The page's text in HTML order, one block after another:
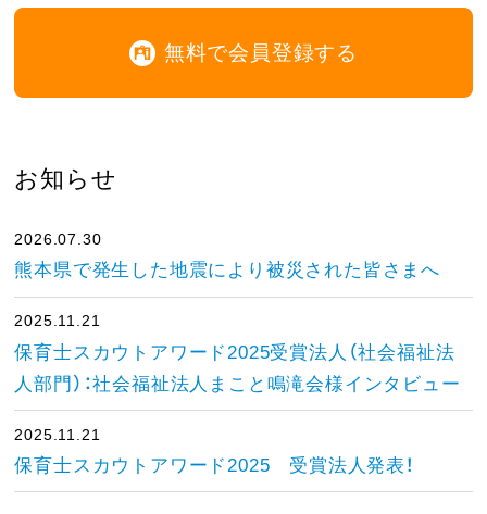
無料で会員登録する
お知らせ
2026.07.30
熊本県で発生した地震により被災された皆さまへ
2025.11.21
保育士スカウトアワード2025受賞法人（社会福祉法
人部門）：社会福祉法人まこと鳴滝会様インタビュー
2025.11.21
保育士スカウトアワード2025 受賞法人発表！